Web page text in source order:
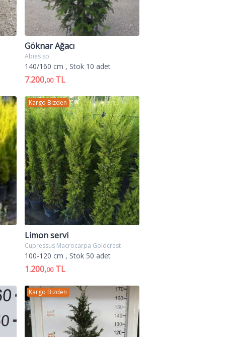
Göknar Ağacı
Abies sp.
140/160 cm , Stok 10 adet
7.200,00TL
Kargo Bizden
Limon servi
Cupressus Macrocarpa Goldcrest
100-120 cm , Stok 50 adet
1.200,00TL
Kargo Bizden